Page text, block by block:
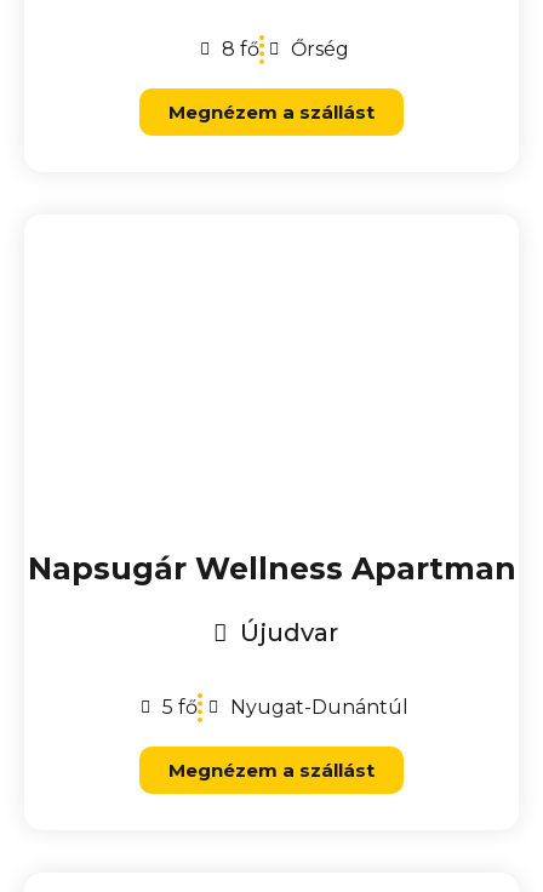
8 fő Őrség
Megnézem a szállást
Napsugár Wellness Apartman
Újudvar
5 fő Nyugat-Dunántúl
Megnézem a szállást